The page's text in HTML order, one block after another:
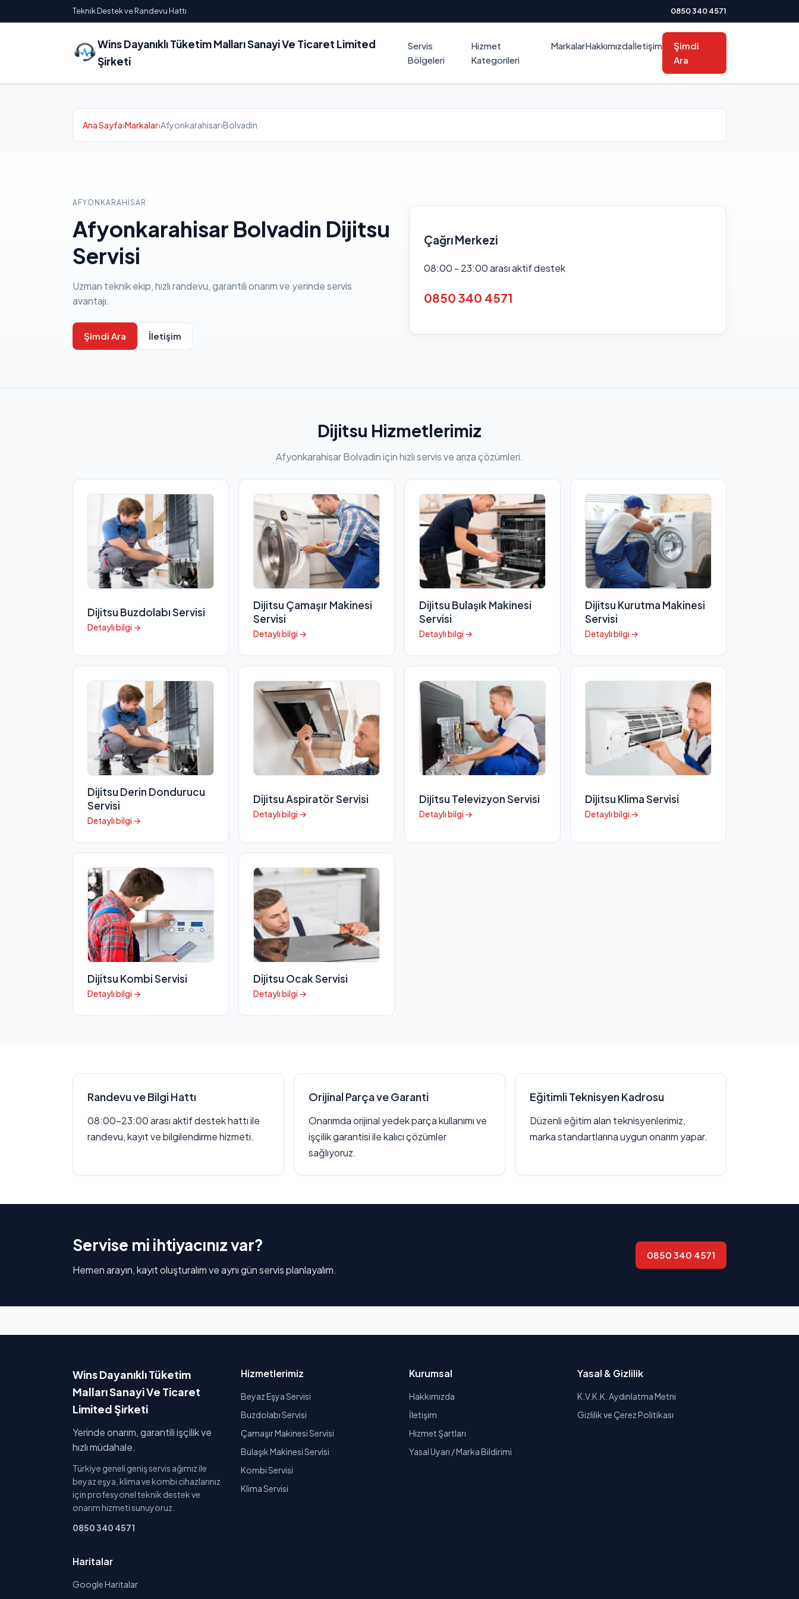
Teknik Destek ve Randevu Hattı 0850 340 4571
Wins Dayanıklı Tüketim Malları Sanayi Ve Ticaret Limited
Şirketi
Servis
Bölgeleri
Hizmet
Kategorileri
MarkalarHakkımızdaİletişim
Şimdi
Ara
Ana Sayfa›Markalar›Afyonkarahisar›Bolvadin
AFYONKARAHISAR
Afyonkarahisar Bolvadin Dijitsu
Servisi
Uzman teknik ekip, hızlı randevu, garantili onarım ve yerinde servis
avantajı.
Şimdi Ara İletişim
Çağrı Merkezi
08:00 - 23:00 arası aktif destek
0850 340 4571
Dijitsu Hizmetlerimiz
Afyonkarahisar Bolvadin için hızlı servis ve arıza çözümleri.
Dijitsu Buzdolabı Servisi
Detaylı bilgi →
Dijitsu Çamaşır Makinesi
Servisi
Detaylı bilgi →
Dijitsu Bulaşık Makinesi
Servisi
Detaylı bilgi →
Dijitsu Kurutma Makinesi
Servisi
Detaylı bilgi →
Dijitsu Derin Dondurucu
Servisi
Detaylı bilgi →
Dijitsu Aspiratör Servisi
Detaylı bilgi →
Dijitsu Televizyon Servisi
Detaylı bilgi →
Dijitsu Klima Servisi
Detaylı bilgi →
Dijitsu Kombi Servisi
Detaylı bilgi →
Dijitsu Ocak Servisi
Detaylı bilgi →
Randevu ve Bilgi Hattı
08:00–23:00 arası aktif destek hattı ile
randevu, kayıt ve bilgilendirme hizmeti.
Orijinal Parça ve Garanti
Onarımda orijinal yedek parça kullanımı ve
işçilik garantisi ile kalıcı çözümler
sağlıyoruz.
Eğitimli Teknisyen Kadrosu
Düzenli eğitim alan teknisyenlerimiz,
marka standartlarına uygun onarım yapar.
Servise mi ihtiyacınız var?
Hemen arayın, kayıt oluşturalım ve aynı gün servis planlayalım.
0850 340 4571
Wins Dayanıklı Tüketim
Malları Sanayi Ve Ticaret
Limited Şirketi
Yerinde onarım, garantili işçilik ve
hızlı müdahale.
Türkiye geneli geniş servis ağımız ile
beyaz eşya, klima ve kombi cihazlarınız
için profesyonel teknik destek ve
onarım hizmeti sunuyoruz.
0850 340 4571
Hizmetlerimiz
Beyaz Eşya Servisi
Buzdolabı Servisi
Çamaşır Makinesi Servisi
Bulaşık Makinesi Servisi
Kombi Servisi
Klima Servisi
Kurumsal
Hakkımızda
İletişim
Hizmet Şartları
Yasal Uyarı / Marka Bildirimi
Yasal & Gizlilik
K.V.K.K. Aydınlatma Metni
Gizlilik ve Çerez Politikası
Haritalar
Google Haritalar